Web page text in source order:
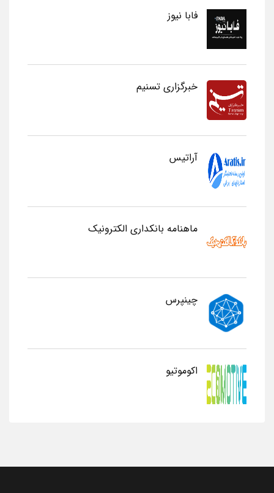
فابا نیوز
خبرگزاری تسنیم
آراتیس
ماهنامه بانکداری الکترونیک
چینپرس
اکوموتیو